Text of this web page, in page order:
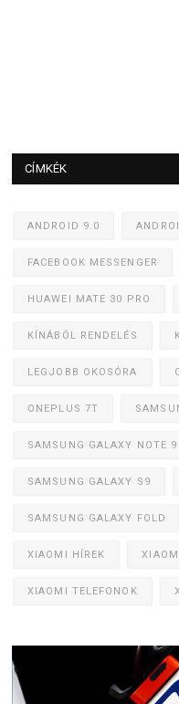
CÍMKÉK
ANDROID 9.0
FACEBOOK MESSENGER
HUAWEI MATE 30 PRO
KÍNÁBÓL RENDELÉS
LEGJOBB OKOSÓRA
ONEPLUS 7T
SAMSUNG GALAXY NOTE 9
SAMSUNG GALAXY S9
SAMSUNG GALAXY FOLD
XIAOMI HÍREK
XIAOMI TELEFONOK